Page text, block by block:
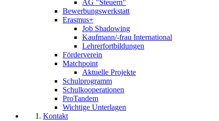
AG "Steuern"
Bewerbungswerkstatt
Erasmus+
Job Shadowing
Kaufmann/-frau International
Lehrerfortbildungen
Förderverein
Matchpoint
Aktuelle Projekte
Schulprogramm
Schulkooperationen
ProTandem
Wichtige Unterlagen
Kontakt